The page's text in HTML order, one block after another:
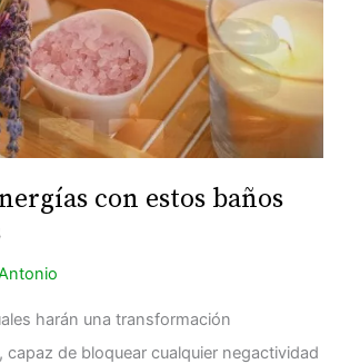
con estos baños
harán una transformación
de bloquear cualquier negactividad